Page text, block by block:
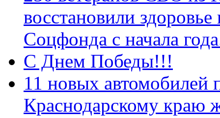
восстановили
Соцфонда с начала
С Днем Победы!!!
11 новых автомобилей
Краснодарскому краю